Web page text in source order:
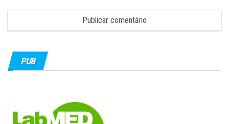
PUB